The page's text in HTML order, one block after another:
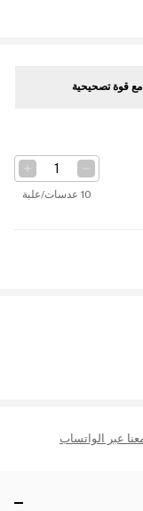
مع قوة تصحيحية
10 عدسات/علبة
عبر الواتساب